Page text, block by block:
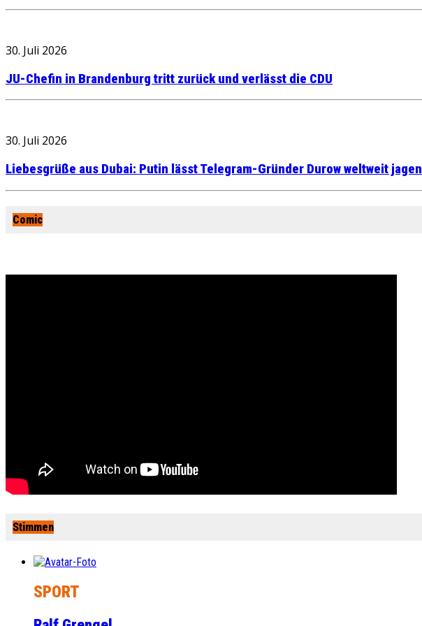
30. Juli 2026
JU-Chefin in Brandenburg tritt zurück und verlässt die CDU
30. Juli 2026
Liebesgrüße aus Dubai: Putin lässt Telegram-Gründer Durow weltweit jagen
Comic
Stimmen
SPORT